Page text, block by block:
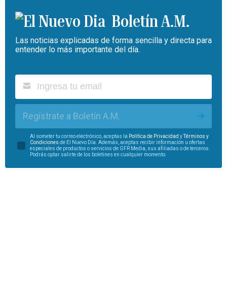
Boletín A.M.
Las noticias explicadas de forma sencilla y directa para
entender lo más importante del día.
Regístrate a Boletín A.M.
Al someter tu correo electrónico, aceptas la Política de Privacidad yTérminos y
Condiciones de El Nuevo Día. Además, aceptas recibir información u ofertas
especiales de productos o servicios de GFR Media, sus afiliadas o de terceros.
Podrás optar salirte de los boletines en cualquier momento.